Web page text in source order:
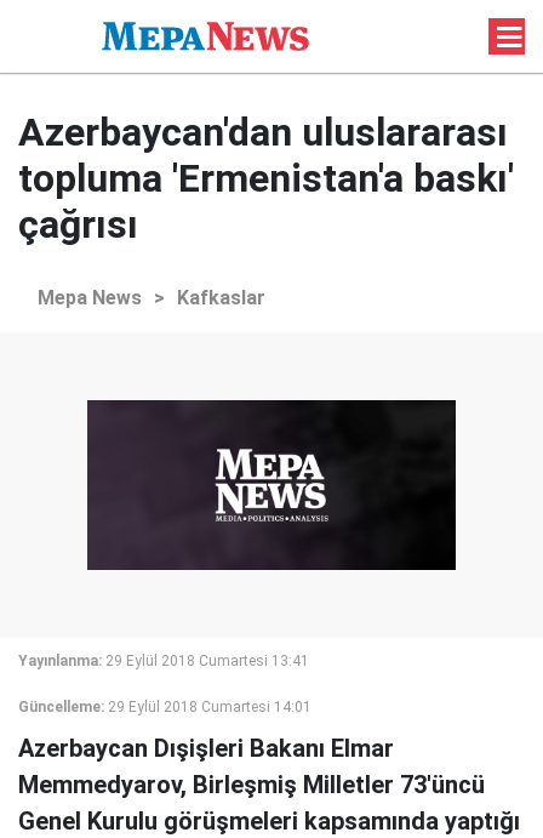
Azerbaycan'dan uluslararası
topluma 'Ermenistan'a baskı'
çağrısı
Mepa News > Kafkaslar
Yayınlanma: 29 Eylül 2018 Cumartesi 13:41
Güncelleme: 29 Eylül 2018 Cumartesi 14:01
Azerbaycan Dışişleri Bakanı Elmar
Memmedyarov, Birleşmiş Milletler 73'üncü
Genel Kurulu görüşmeleri kapsamında yaptığı